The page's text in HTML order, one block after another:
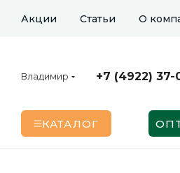
Акции Статьи О
Владимир +7 (4922) 37-
КАТАЛОГ